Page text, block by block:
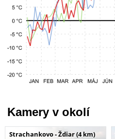
Kamery v okolí
Strachankovo - Ždiar (4 km)